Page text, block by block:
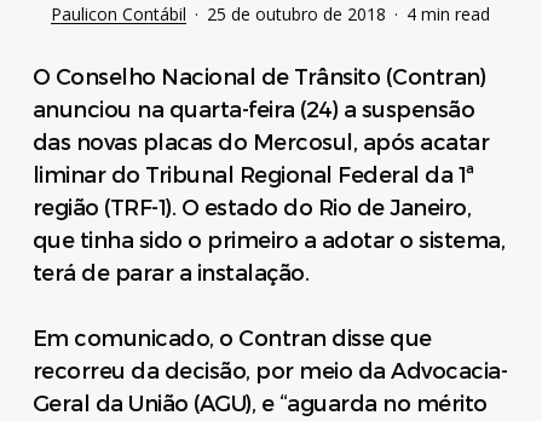
Paulicon Contábil 25 de outubro de 2018 4 min read
O Conselho Nacional de Trânsito (Contran)
anunciou na quarta-feira (24) a suspensão
das novas placas do Mercosul, após acatar
liminar do Tribunal Regional Federal da 1ª
região (TRF-1). O estado do Rio de Janeiro,
que tinha sido o primeiro a adotar o sistema,
terá de parar a instalação.
Em comunicado, o Contran disse que
recorreu da decisão, por meio da Advocacia-
Geral da União (AGU), e “aguarda no mérito